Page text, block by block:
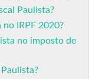
Paulista?
IRPF 2020?
no imposto de